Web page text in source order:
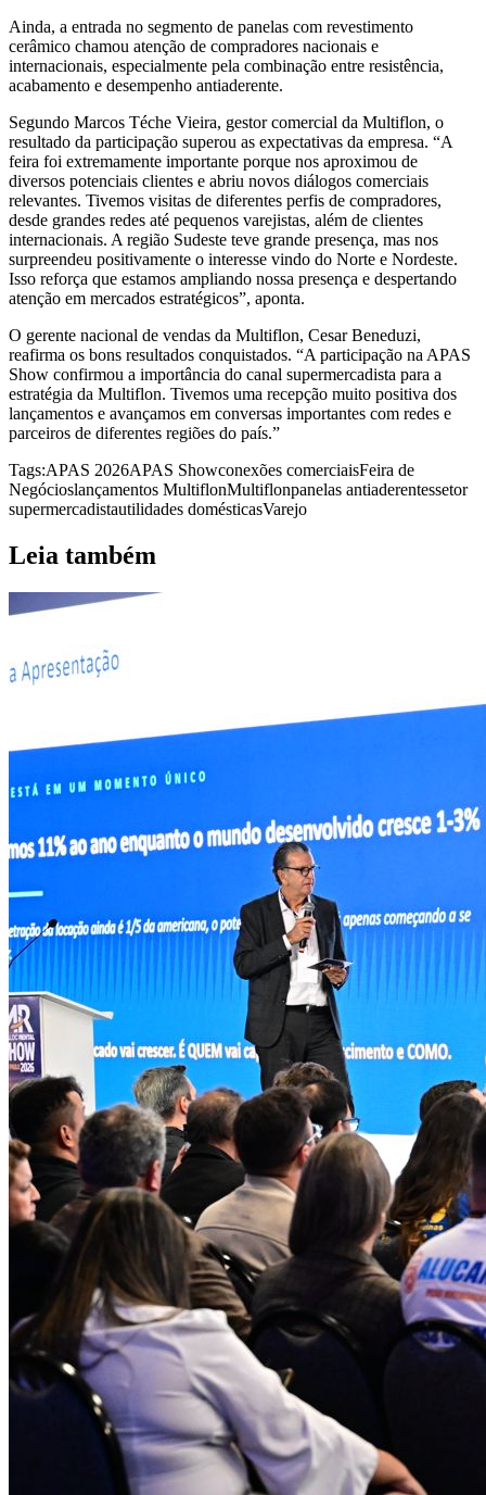
Ainda, a entrada no segmento de panelas com revestimento
cerâmico chamou atenção de compradores nacionais e
internacionais, especialmente pela combinação entre resistência,
acabamento e desempenho antiaderente.
Segundo Marcos Téche Vieira, gestor comercial da Multiflon, o
resultado da participação superou as expectativas da empresa. “A
feira foi extremamente importante porque nos aproximou de
diversos potenciais clientes e abriu novos diálogos comerciais
relevantes. Tivemos visitas de diferentes perfis de compradores,
desde grandes redes até pequenos varejistas, além de clientes
internacionais. A região Sudeste teve grande presença, mas nos
surpreendeu positivamente o interesse vindo do Norte e Nordeste.
Isso reforça que estamos ampliando nossa presença e despertando
atenção em mercados estratégicos”, aponta.
O gerente nacional de vendas da Multiflon, Cesar Beneduzi,
reafirma os bons resultados conquistados. “A participação na APAS
Show confirmou a importância do canal supermercadista para a
estratégia da Multiflon. Tivemos uma recepção muito positiva dos
lançamentos e avançamos em conversas importantes com redes e
parceiros de diferentes regiões do país.”
Tags:APAS 2026APAS Showconexões comerciaisFeira de
Negócioslançamentos MultiflonMultiflonpanelas antiaderentessetor
supermercadistautilidades domésticasVarejo
Leia também